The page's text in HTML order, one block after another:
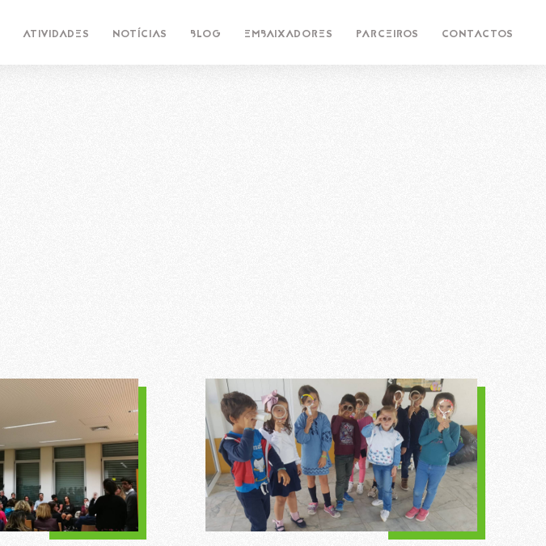
ATIVIDADES NOTÍCIAS BLOG EMBAIXADORES PARCEIROS CONTACTOS